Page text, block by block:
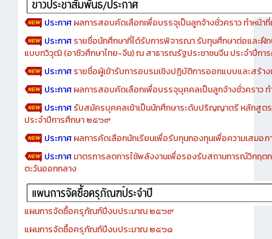
ประกาศผลการสอบคัดเลือกเพื่อบรรจุเป็นลูกจ้างชั่วคราว ทำหน้าที่
ประกาศรายชื่อนักศึกษาที่ได้รับการพิจารณา รับทุนศึกษาต่อและฝึ
แบบทวิวุฒิ (อาชีวศึกษาไทย-จีน) ณ สาธารณรัฐประชาชนจีน ประจำปีก
ประกาศรายชื่อผู้เข้ารับการอบรมเชิงปฏิบัติการออกแบบและสร้า
ประกาศผลการสอบคัดเลือกเพื่อบรรจุบุคคลเป็นลูกจ้างชั่วคราว ท
ประกาศรับสมัครบุคคลเข้าเป็นนักศึกษาระดับปริญญาตรี หลักสูต
ประจำปีการศึกษา ๒๕๖๙
ประกาศผลการคัดเลือกนักเรียนเพื่อรับทุนกองทุนเพื่อความเสมอ
ประกาศมาตรการลดการใช้พลังงานเพื่อรองรับสถานการณ์วิกฤ
ตะวันออกกลาง
แผนการจัดซื้อครุภัณฑ์ปีงบประมาณ ๒๕๖๙
แผนการจัดซื้อครุภัณฑ์ปีงบประมาณ ๒๕๖๘